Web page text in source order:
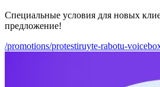
Специальные условия для новых
предложение!
/promotions/protestiruyte-rabotu-